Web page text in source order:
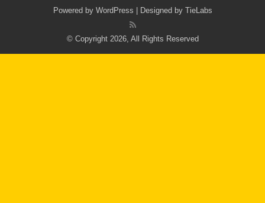
Powered by WordPress | Designed by TieLabs
© Copyright 2026, All Rights Reserved